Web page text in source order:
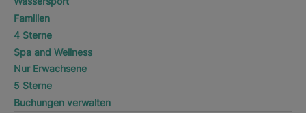
Familien
4 Sterne
Spa and Wellness
Nur Erwachsene
5 Sterne
Buchungen verwalten